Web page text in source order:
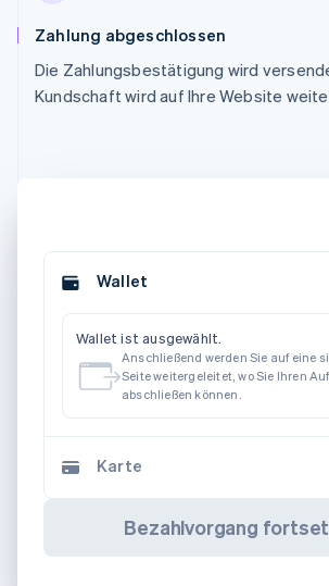
Zahlung abgeschlossen
Die Zahlungsbestätigung wird
Kundschaft wird auf Ihre Website
Wallet
Wallet ist ausgewählt.
Anschließend werden Sie auf eine
Seite weitergeleitet, wo Sie Ihren
abschließen können.
Karte
Bezahlvorgang